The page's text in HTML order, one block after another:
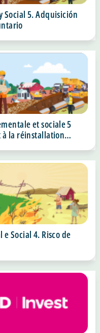
Social 5. Adquisición
et sociale 5
à la réinstallation
Social 4. Risco de